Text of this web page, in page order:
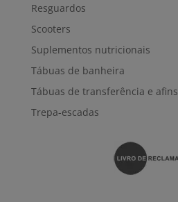
Resguardos
Scooters
Suplementos nutricionais
Tábuas de banheira
Tábuas de transferência e afins
Trepa-escadas